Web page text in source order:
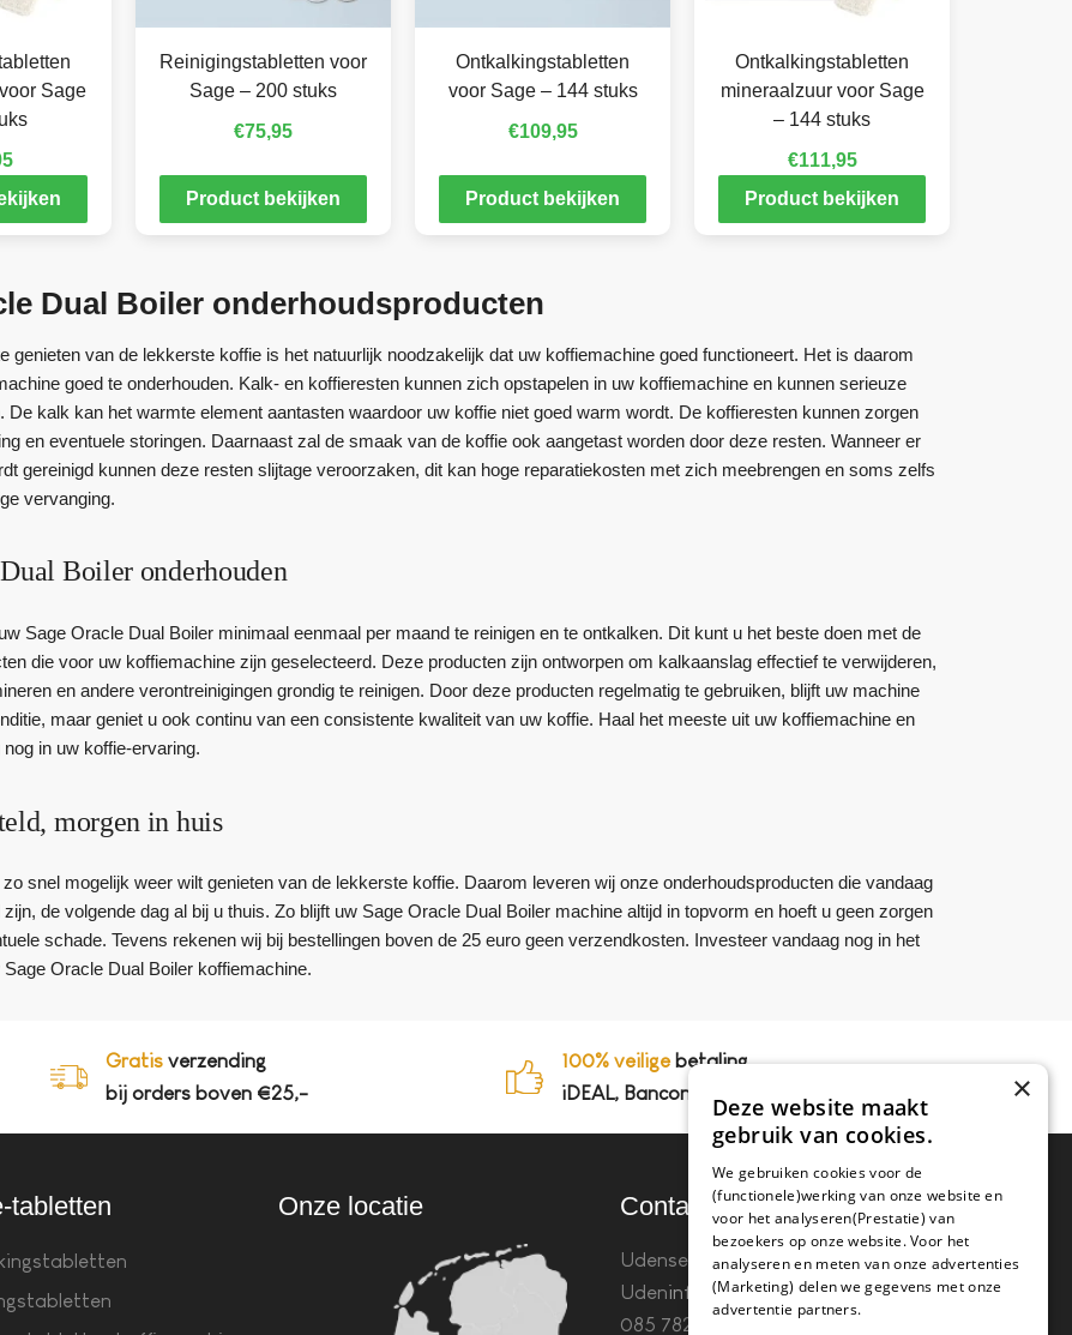
Sage
Reinigingstabletten voor
Sage – 200 stuks
€75,95
Product bekijken
Ontkalkingstabletten
voor Sage – 144 stuks
€109,95
Product bekijken
Ontkalkingstabletten
mineraalzuur voor Sage
– 144 stuks
€111,95
Product bekijken
Dual Boiler onderhoudsproducten
genieten van de lekkerste koffie is het natuurlijk noodzakelijk dat uw koffiemachine goed functioneert. Het is daarom
goed te onderhouden. Kalk- en koffieresten kunnen zich opstapelen in uw koffiemachine en kunnen serieuze
De kalk kan het warmte element aantasten waardoor uw koffie niet goed warm wordt. De koffieresten kunnen zorgen
en eventuele storingen. Daarnaast zal de smaak van de koffie ook aangetast worden door deze resten. Wanneer er
gereinigd kunnen deze resten slijtage veroorzaken, dit kan hoge reparatiekosten met zich meebrengen en soms zelfs
vervanging.
Boiler onderhouden
Sage Oracle Dual Boiler minimaal eenmaal per maand te reinigen en te ontkalken. Dit kunt u het beste doen met de
die voor uw koffiemachine zijn geselecteerd. Deze producten zijn ontworpen om kalkaanslag effectief te verwijderen,
en andere verontreinigingen grondig te reinigen. Door deze producten regelmatig te gebruiken, blijft uw machine
maar geniet u ook continu van een consistente kwaliteit van uw koffie. Haal het meeste uit uw koffiemachine en
in uw koffie-ervaring.
morgen in huis
snel mogelijk weer wilt genieten van de lekkerste koffie. Daarom leveren wij onze onderhoudsproducten die vandaag
de volgende dag al bij u thuis. Zo blijft uw Sage Oracle Dual Boiler machine altijd in topvorm en hoeft u geen zorgen
schade. Tevens rekenen wij bij bestellingen boven de 25 euro geen verzendkosten. Investeer vandaag nog in het
Oracle Dual Boiler koffiemachine.
Gratis verzending
bij orders boven €25,-
100% veiligebetaling,
iDEAL, Bancontact en op rekening
tabletten Onze locatie Contact
Udenseweg 8B 5405 PA
Udeninfo(@)koffie-tabletten.nlTel.
085 782 5578KvK 67529623 Btw:
×
Deze website maakt
gebruik van cookies.
We gebruiken cookies voor de
(functionele)werking van onze website en
voor het analyseren(Prestatie) van
bezoekers op onze website. Voor het
analyseren en meten van onze advertenties
(Marketing) delen we gegevens met onze
advertentie partners.